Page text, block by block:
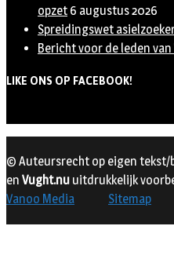
opzet 6 augustus 2026
Spreidingswet
Bericht voor de leden
LIKE ONS OP FACEBOOK!
© Auteursrecht op eigen tekst/
en Vught.nu uitdrukkelijk
Vanoo Media
Sitemap